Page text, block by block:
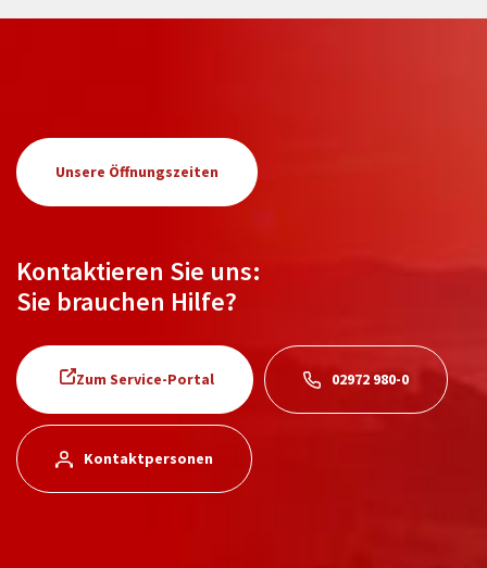
Unsere Öffnungszeiten
Kontaktieren Sie uns:
Sie brauchen Hilfe?
Zum Service-Portal 02972 980-0
Kontaktpersonen